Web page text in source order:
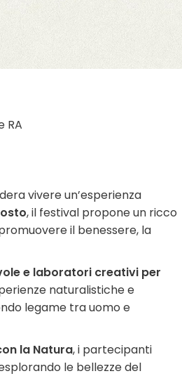
RA
vivere un’esperienza
, il festival propone un ricco
il benessere, la
e laboratori creativi per
naturalistiche e
legame tra uomo e
la Natura, i partecipanti
le bellezze del